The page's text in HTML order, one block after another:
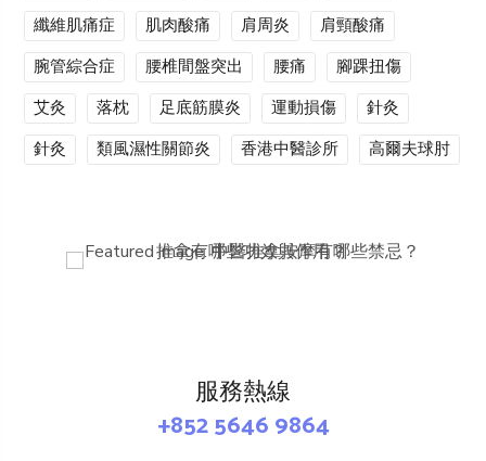
纖維肌痛症
肌肉酸痛 肩周炎
肩頸酸痛
腕管綜合症
腰椎間盤突出 腰痛
腳踝扭傷
艾灸
落枕 足底筋膜炎 運動損傷
針灸
針灸
類風濕性關節炎 香港中醫診所 高爾夫球肘
服務熱線
+852 5646 9864